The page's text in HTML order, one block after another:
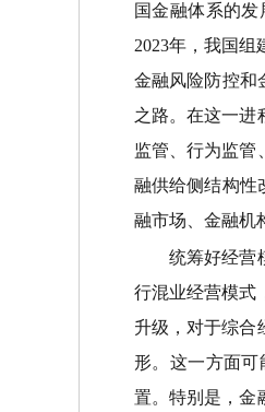
国金融体系的
2023年，我国
金融风险防控和
之路。在这一进
监管、行为监管
融供给侧结构性
融市场、金融机
统筹好经营模
行混业经营模式
升级，对于综合
形。这一方面可
置。特别是，金